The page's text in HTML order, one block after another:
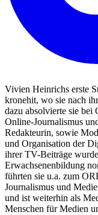
Vivien Heinrichs erste
kronehit, wo sie nach
dazu absolvierte sie
Online-Journalismus
Redakteurin, sowie
und Organisation der
ihrer TV-Beiträge
Erwachsenenbildung
führten sie u.a. zum
Journalismus und
und ist weiterhin als
Menschen für Medien